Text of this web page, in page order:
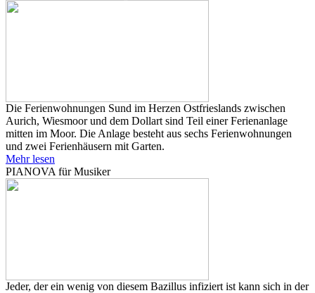
Die Ferienwohnungen Sund im Herzen Ostfrieslands zwischen
Aurich, Wiesmoor und dem Dollart sind Teil einer Ferienanlage
mitten im Moor. Die Anlage besteht aus sechs Ferienwohnungen
und zwei Ferienhäusern mit Garten.
Mehr lesen
PIANOVA für Musiker
Jeder, der ein wenig von diesem Bazillus infiziert ist kann sich in der